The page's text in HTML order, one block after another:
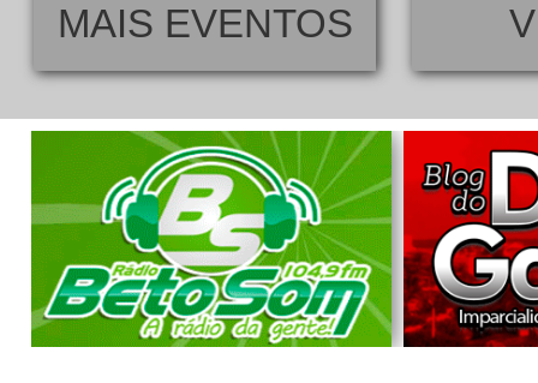
MAIS EVENTOS